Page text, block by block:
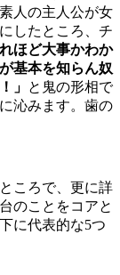
人の主人公が女
したところ、チ
ほど大事かわか
基本を知らん奴
」 と鬼の形相で
沁みます。歯の
ころで、更に詳
のことをコアと
に代表的な5つ